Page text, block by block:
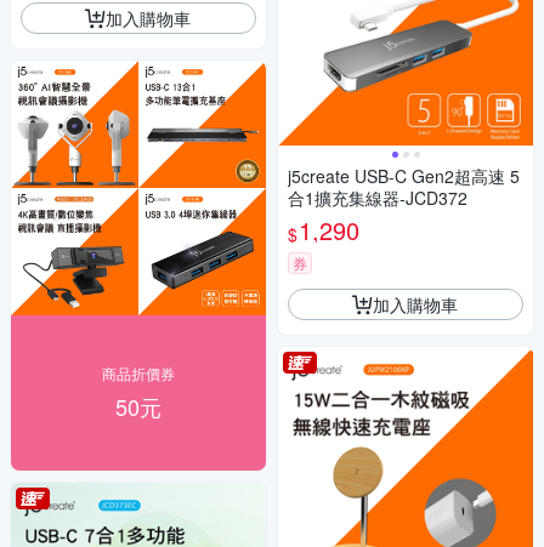
加入購物車
商品折價券
50元
j5create USB-C Gen2超高速 5
合1擴充集線器-JCD372
$1,290
券
加入購物車